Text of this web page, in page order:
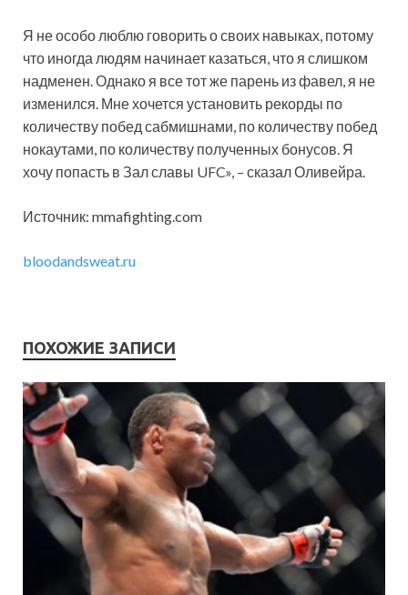
Я не особо люблю говорить о своих навыках, потому
что иногда людям начинает казаться, что я слишком
надменен. Однако я все тот же парень из фавел, я не
изменился. Мне хочется установить рекорды по
количеству побед сабмишнами, по количеству побед
нокаутами, по количеству полученных бонусов. Я
хочу попасть в Зал славы UFC», – сказал Оливейра.
Источник: mmafighting.com
bloodandsweat.ru
ПОХОЖИЕ ЗАПИСИ